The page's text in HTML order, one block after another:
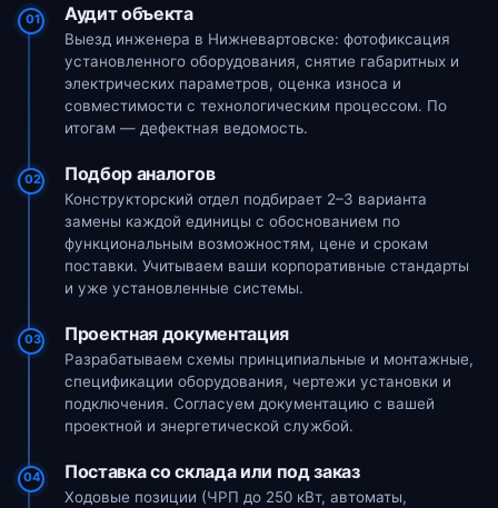
01 Аудит объекта
Выезд инженера в Нижневартовске: фотофиксация
установленного оборудования, снятие габаритных и
электрических параметров, оценка износа и
совместимости с технологическим процессом. По
итогам — дефектная ведомость.
02 Подбор аналогов
Конструкторский отдел подбирает 2–3 варианта
замены каждой единицы с обоснованием по
функциональным возможностям, цене и срокам
поставки. Учитываем ваши корпоративные стандарты
и уже установленные системы.
03 Проектная документация
Разрабатываем схемы принципиальные и монтажные,
спецификации оборудования, чертежи установки и
подключения. Согласуем документацию с вашей
проектной и энергетической службой.
04 Поставка со склада или под заказ
Ходовые позиции (ЧРП до 250 кВт, автоматы,